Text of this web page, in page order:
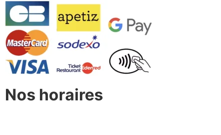
Nos horaires